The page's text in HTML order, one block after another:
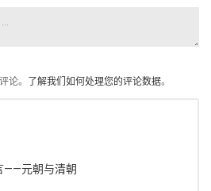
论。 了解我们如何处理您的评论数据。
——元朝与清朝